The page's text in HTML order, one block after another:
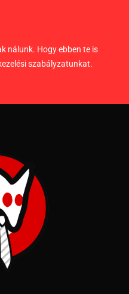
nálunk. Hogy ebben te is
szabályzatunkat.